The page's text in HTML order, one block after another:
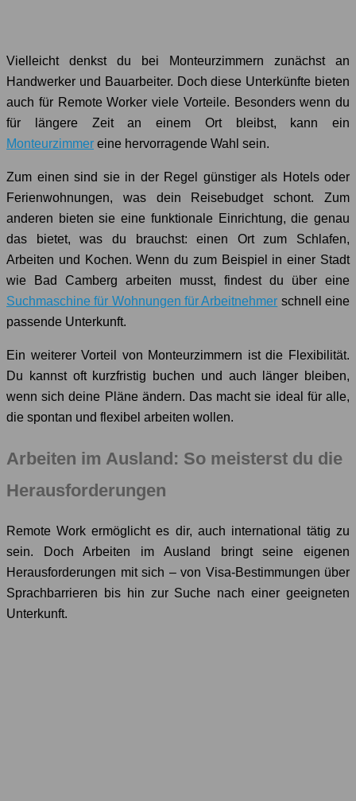
Vielleicht denkst du bei Monteurzimmern zunächst an
Handwerker und Bauarbeiter. Doch diese Unterkünfte bieten
auch für Remote Worker viele Vorteile. Besonders wenn du
für längere Zeit an einem Ort bleibst, kann ein
Monteurzimmer eine hervorragende Wahl sein.
Zum einen sind sie in der Regel günstiger als Hotels oder
Ferienwohnungen, was dein Reisebudget schont. Zum
anderen bieten sie eine funktionale Einrichtung, die genau
das bietet, was du brauchst: einen Ort zum Schlafen,
Arbeiten und Kochen. Wenn du zum Beispiel in einer Stadt
wie Bad Camberg arbeiten musst, findest du über eine
Suchmaschine für Wohnungen für Arbeitnehmer schnell eine
passende Unterkunft.
Ein weiterer Vorteil von Monteurzimmern ist die Flexibilität.
Du kannst oft kurzfristig buchen und auch länger bleiben,
wenn sich deine Pläne ändern. Das macht sie ideal für alle,
die spontan und flexibel arbeiten wollen.
Arbeiten im Ausland: So meisterst du die
Herausforderungen
Remote Work ermöglicht es dir, auch international tätig zu
sein. Doch Arbeiten im Ausland bringt seine eigenen
Herausforderungen mit sich – von Visa-Bestimmungen über
Sprachbarrieren bis hin zur Suche nach einer geeigneten
Unterkunft.